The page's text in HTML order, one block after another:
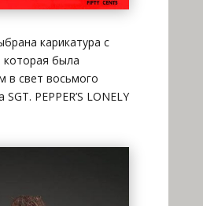
карикатура с
которая была
в свет восьмого
PEPPER’S LONELY